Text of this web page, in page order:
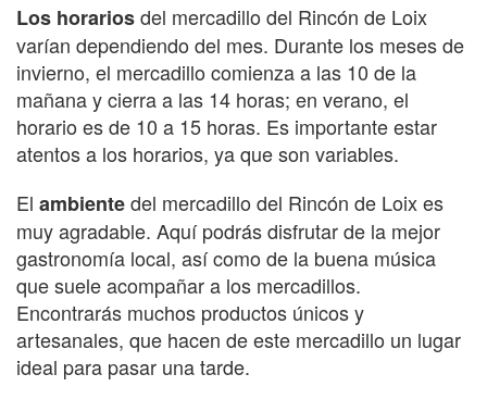
Los horariosdel mercadillo del Rincón de Loix
varían dependiendo del mes. Durante los meses de
invierno, el mercadillo comienza a las 10 de la
mañana y cierra a las 14 horas; en verano, el
horario es de 10 a 15 horas. Es importante estar
atentos a los horarios, ya que son variables.
El ambientedel mercadillo del Rincón de Loix es
muy agradable. Aquí podrás disfrutar de la mejor
gastronomía local, así como de la buena música
que suele acompañar a los mercadillos.
Encontrarás muchos productos únicos y
artesanales, que hacen de este mercadillo un lugar
ideal para pasar una tarde.